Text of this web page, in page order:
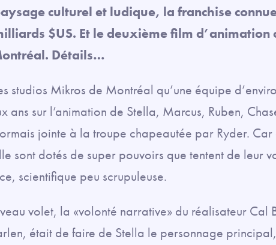
culturel et ludique, la franchise
$US. Et le deuxième film d’animation
Détails…
studios Mikros de Montréal qu’une équipe
ans sur l’animation de Stella, Marcus, Ruben,
jointe à la troupe chapeautée par Ryder.
sont dotés de super pouvoirs que tentent de leur
scientifique peu scrupuleuse.
volet, la «volonté narrative» du réalisateur
était de faire de Stella le personnage